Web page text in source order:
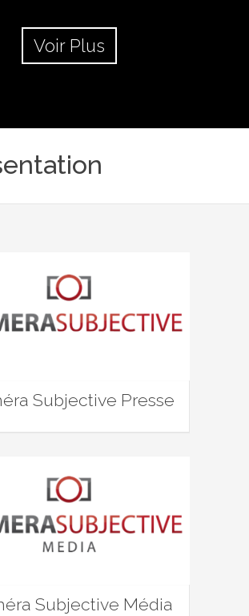
Voir Plus
Subjective Presse
Subjective Média